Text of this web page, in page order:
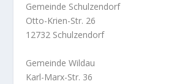
Gemeinde Schulzendorf
Otto-Krien-Str. 26
12732 Schulzendorf
Gemeinde Wildau
Karl-Marx-Str. 36